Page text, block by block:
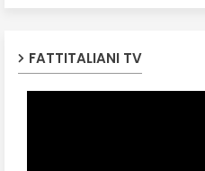
FATTITALIANI TV